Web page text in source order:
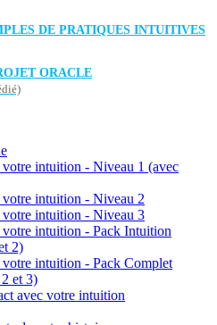
DE PRATIQUES INTUITIVES
ORACLE
intuition - Niveau 1 (avec
intuition - Niveau 2
intuition - Niveau 3
intuition - Pack Intuition
2)
intuition - Pack Complet
et 3)
avec votre intuition